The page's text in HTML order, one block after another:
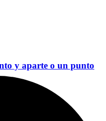
y aparte o un punto